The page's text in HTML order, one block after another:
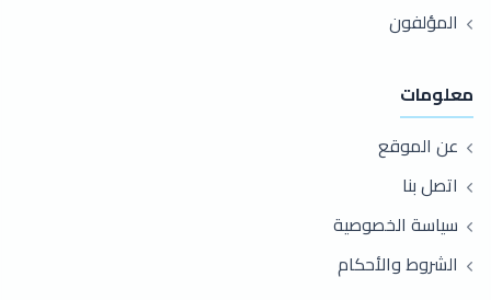
المؤلفون
معلومات
عن الموقع
اتصل بنا
سياسة الخصوصية
الشروط والأحكام